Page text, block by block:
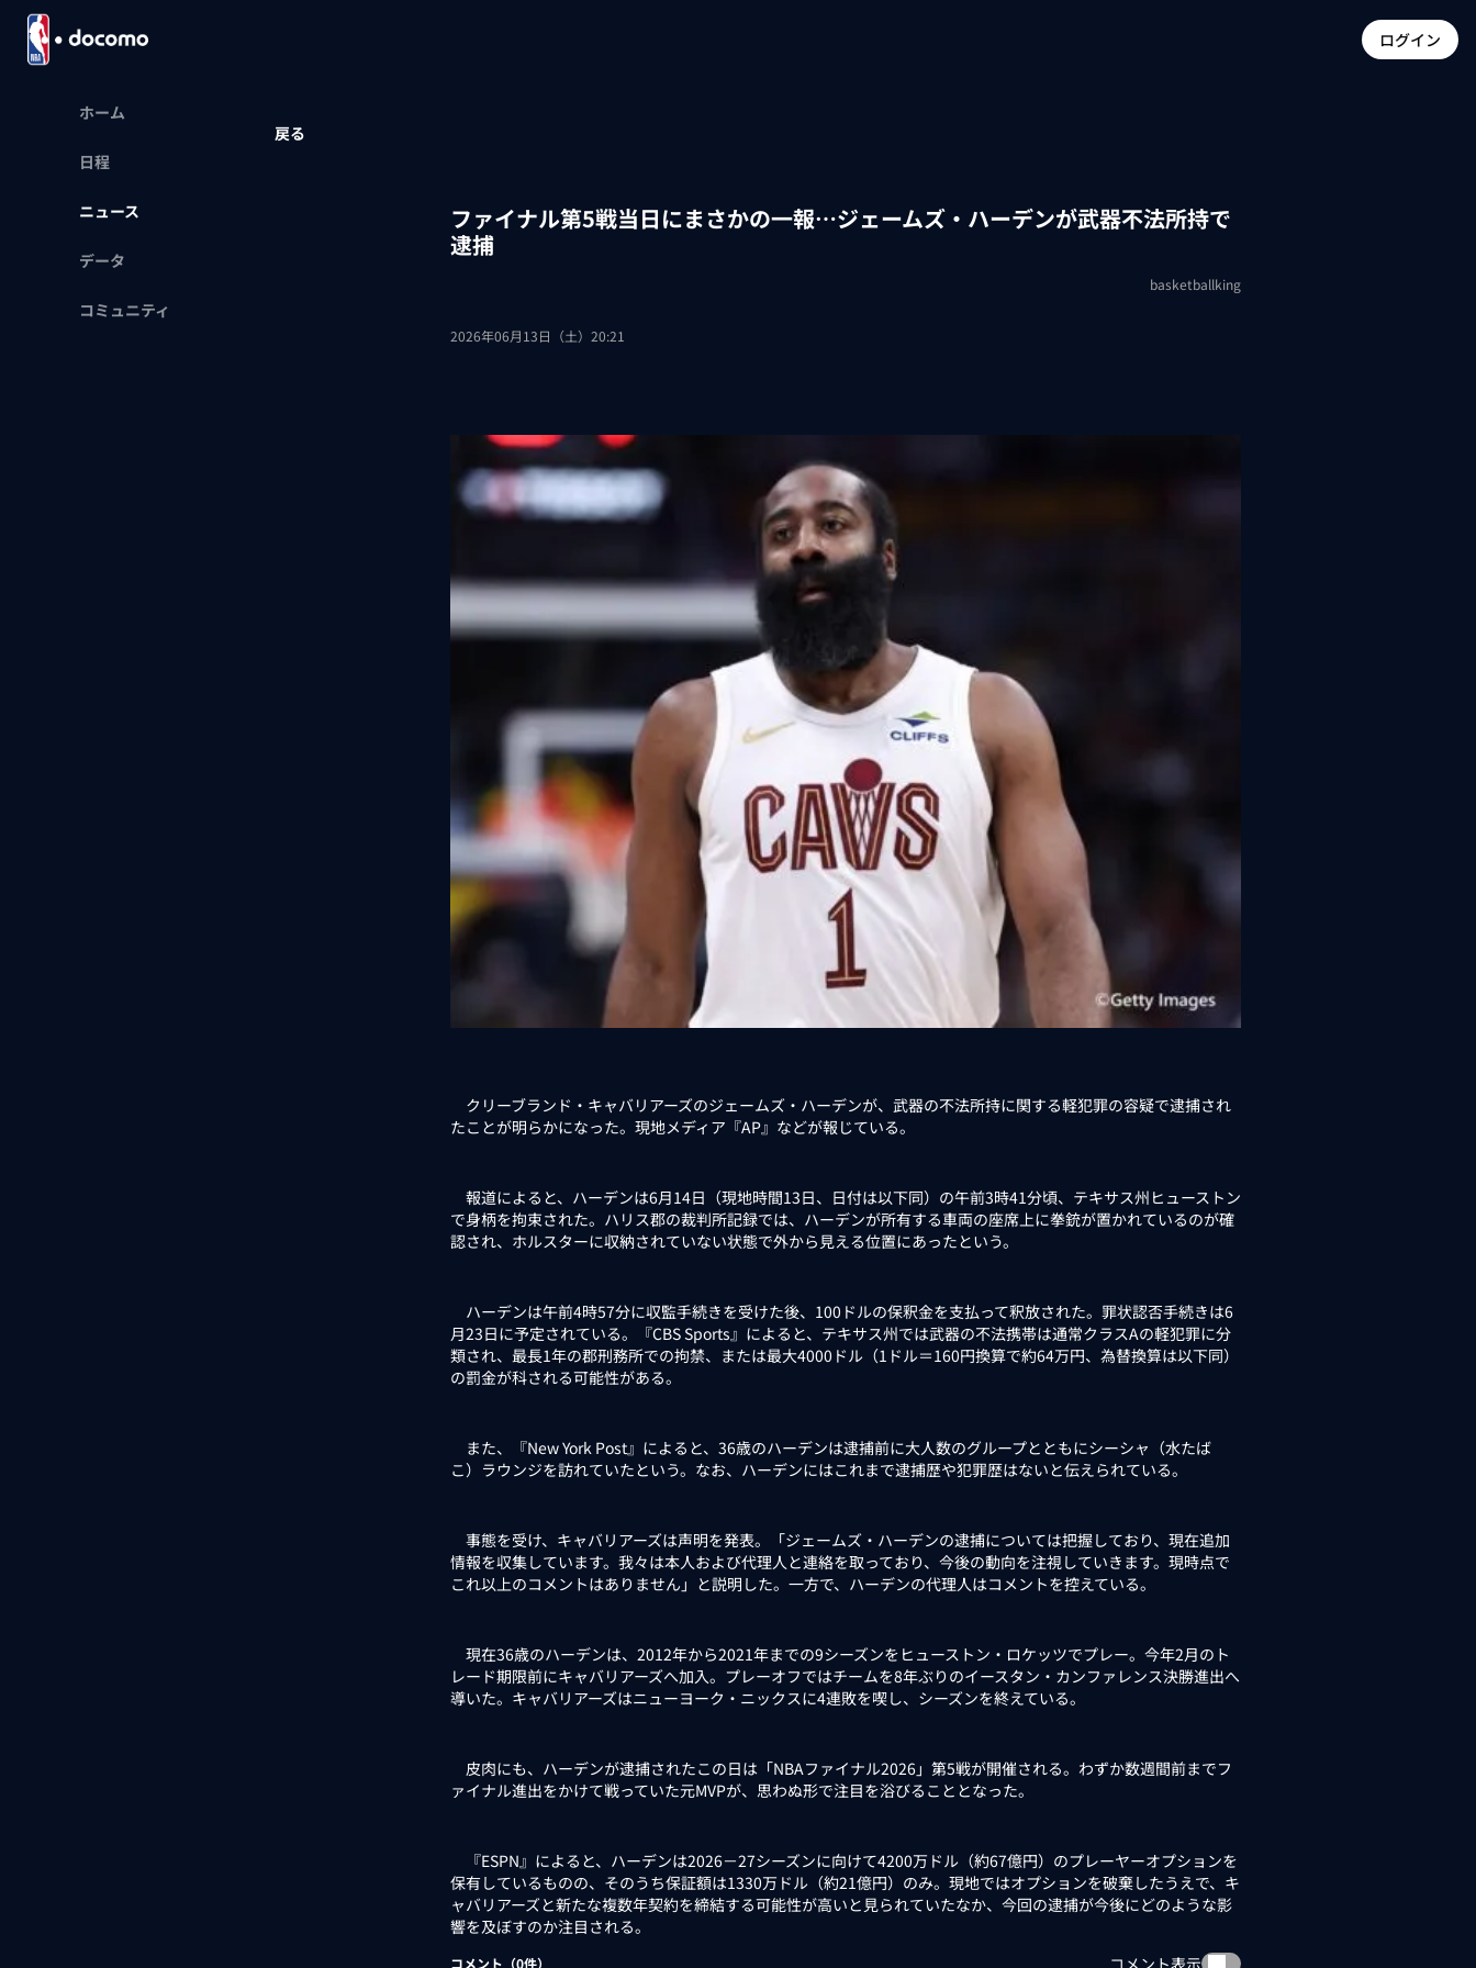
ログイン
ホーム
日程
ニュース
データ
コミュニティ
戻る
ファイナル第5戦当日にまさかの一報…ジェームズ・ハーデンが武器不法所持で
逮捕
basketballking
2026年06月13日（土）20:21
クリーブランド・キャバリアーズのジェームズ・ハーデンが、武器の不法所持に関する軽犯罪の容疑で逮捕され
たことが明らかになった。現地メディア『AP』などが報じている。
報道によると、ハーデンは6月14日（現地時間13日、日付は以下同）の午前3時41分頃、テキサス州ヒューストン
で身柄を拘束された。ハリス郡の裁判所記録では、ハーデンが所有する車両の座席上に拳銃が置かれているのが確
認され、ホルスターに収納されていない状態で外から見える位置にあったという。
ハーデンは午前4時57分に収監手続きを受けた後、100ドルの保釈金を支払って釈放された。罪状認否手続きは6
月23日に予定されている。『CBS Sports』によると、テキサス州では武器の不法携帯は通常クラスAの軽犯罪に分
類され、最長1年の郡刑務所での拘禁、または最大4000ドル（1ドル＝160円換算で約64万円、為替換算は以下同）
の罰金が科される可能性がある。
また、『New York Post』によると、36歳のハーデンは逮捕前に大人数のグループとともにシーシャ（水たば
こ）ラウンジを訪れていたという。なお、ハーデンにはこれまで逮捕歴や犯罪歴はないと伝えられている。
事態を受け、キャバリアーズは声明を発表。「ジェームズ・ハーデンの逮捕については把握しており、現在追加
情報を収集しています。我々は本人および代理人と連絡を取っており、今後の動向を注視していきます。現時点で
これ以上のコメントはありません」と説明した。一方で、ハーデンの代理人はコメントを控えている。
現在36歳のハーデンは、2012年から2021年までの9シーズンをヒューストン・ロケッツでプレー。今年2月のト
レード期限前にキャバリアーズへ加入。プレーオフではチームを8年ぶりのイースタン・カンファレンス決勝進出へ
導いた。キャバリアーズはニューヨーク・ニックスに4連敗を喫し、シーズンを終えている。
皮肉にも、ハーデンが逮捕されたこの日は「NBAファイナル2026」第5戦が開催される。わずか数週間前までフ
ァイナル進出をかけて戦っていた元MVPが、思わぬ形で注目を浴びることとなった。
『ESPN』によると、ハーデンは2026－27シーズンに向けて4200万ドル（約67億円）のプレーヤーオプションを
保有しているものの、そのうち保証額は1330万ドル（約21億円）のみ。現地ではオプションを破棄したうえで、キ
ャバリアーズと新たな複数年契約を締結する可能性が高いと見られていたなか、今回の逮捕が今後にどのような影
響を及ぼすのか注目される。
コメント（0件）